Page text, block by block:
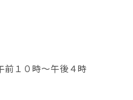
前１０時～午後４時